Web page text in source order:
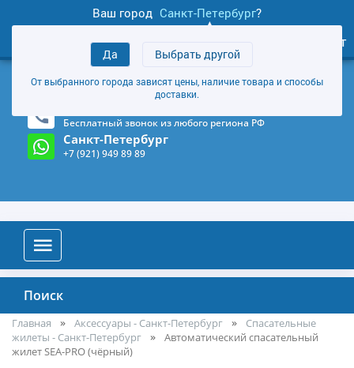
Ваш город Санкт-Петербург?
Да Выбрать другой
От выбранного города зависят цены, наличие товара и способы
доставки.
товаров
Личный кабинет
+7 (921) 949 89 89
Магазин и склад в Санкт-Петербурге (Карта)
Бесплатный звонок из любого региона РФ
Санкт-Петербург
+7 (921) 949 89 89
Поиск
Главная Аксессуары - Санкт-Петербург
Спасательные
жилеты - Санкт-Петербург
Автоматический спасательный
жилет SEA-PRO (чёрный)